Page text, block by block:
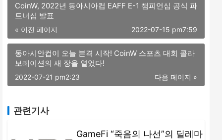
CoinW, 2022년 동아시아컵 EAFF E-1 챔피언십 공식 파
트너십 발표
« 이전 페이지 2022-07-15 pm7:59
동아시안컵이 오늘 본격 시작! CoinW 스포츠 대회 콜라
보레이션의 새 장을 열었다!
다음 페이지 »
2022-07-21 pm2:23
관련기사
GameFi “죽음의 나선”의 딜레마